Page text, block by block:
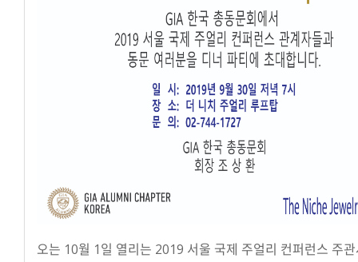
오는 10월 1일 열리는 2019 서울 국제 주얼리 컨퍼런스 주